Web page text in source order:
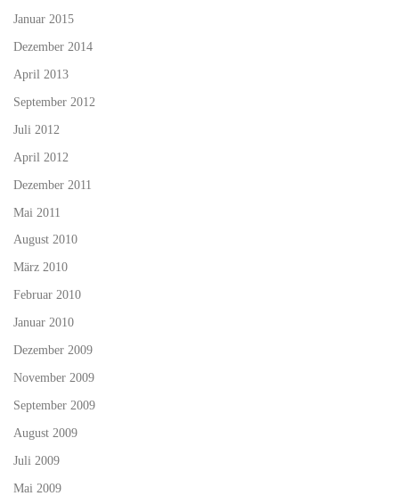
Januar 2015
Dezember 2014
April 2013
September 2012
Juli 2012
April 2012
Dezember 2011
Mai 2011
August 2010
März 2010
Februar 2010
Januar 2010
Dezember 2009
November 2009
September 2009
August 2009
Juli 2009
Mai 2009